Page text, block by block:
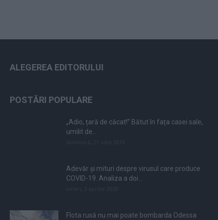
ALEGEREA EDITORULUI
POSTĂRI POPULARE
„Adio, țară de căcat!” Bătut în fața casei sale,
umilit de...
Adevăr și mituri despre virusul care produce
COVID-19. Analiza a doi...
Flota rusă nu mai poate bombarda Odessa